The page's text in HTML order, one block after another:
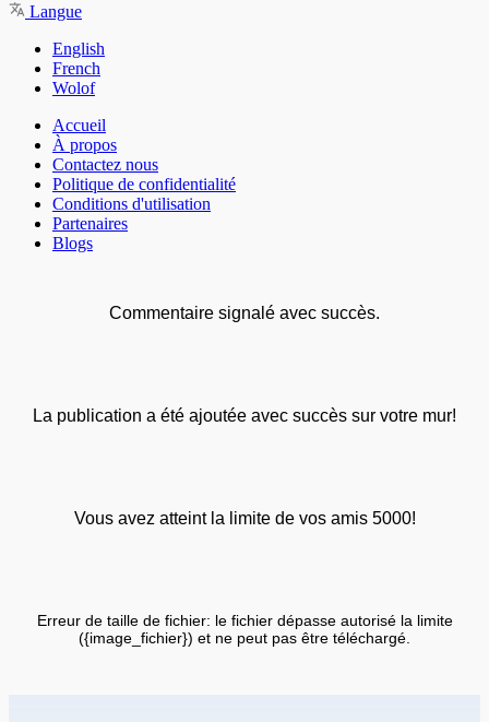
Langue
English
French
Wolof
Accueil
À propos
Contactez nous
Politique de confidentialité
Conditions d'utilisation
Partenaires
Blogs
Commentaire signalé avec succès.
La publication a été ajoutée avec succès sur votre mur!
Vous avez atteint la limite de vos amis 5000!
Erreur de taille de fichier: le fichier dépasse autorisé la limite
({image_fichier}) et ne peut pas être téléchargé.